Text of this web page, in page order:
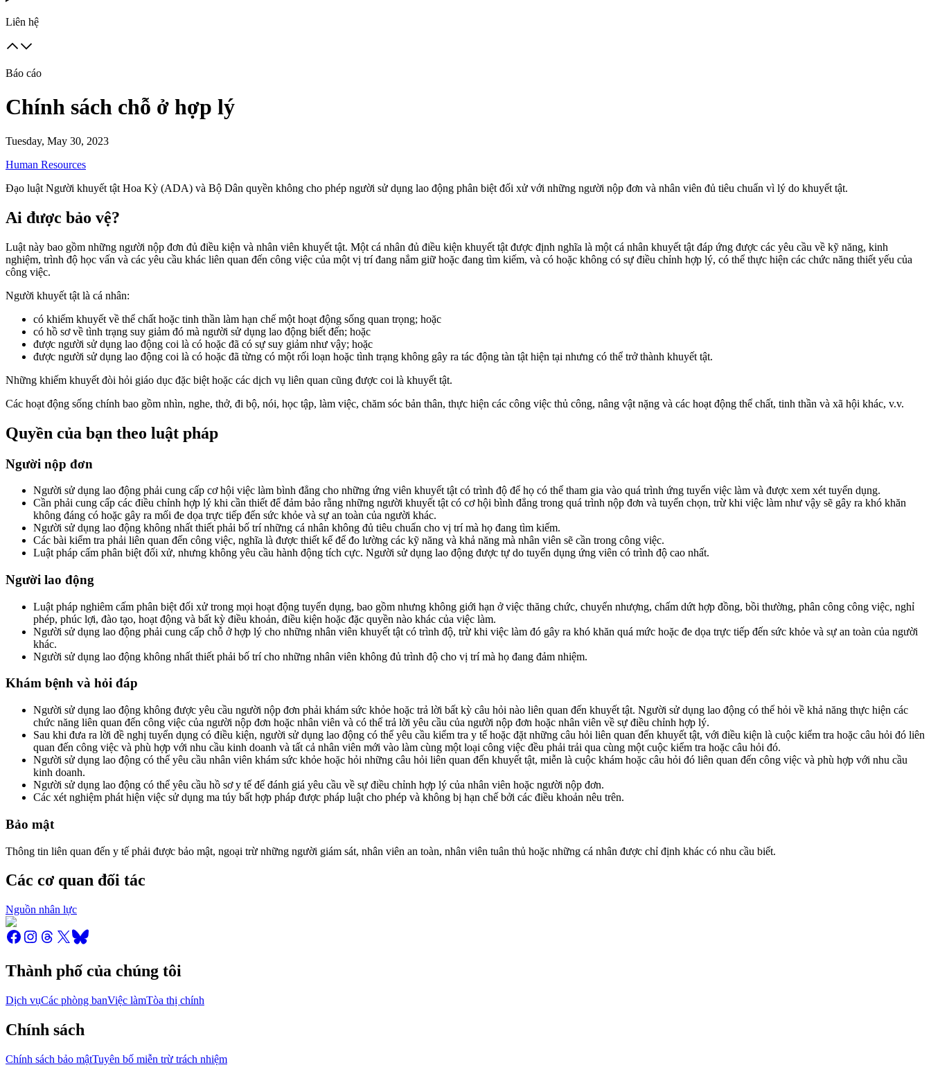
Liên hệ
Báo cáo
Chính sách chỗ ở hợp lý
Tuesday, May 30, 2023
Human Resources
Đạo luật Người khuyết tật Hoa Kỳ (ADA) và Bộ Dân quyền không cho phép người sử dụng lao động phân biệt đối xử với những người nộp đơn và nhân viên đủ tiêu chuẩn vì lý do khuyết tật.
Ai được bảo vệ?
Luật này bao gồm những người nộp đơn đủ điều kiện và nhân viên khuyết tật. Một cá nhân đủ điều kiện khuyết tật được định nghĩa là một cá nhân khuyết tật đáp ứng được các yêu cầu về kỹ năng, kinh
nghiệm, trình độ học vấn và các yêu cầu khác liên quan đến công việc của một vị trí đang nắm giữ hoặc đang tìm kiếm, và có hoặc không có sự điều chỉnh hợp lý, có thể thực hiện các chức năng thiết yếu của
công việc.
Người khuyết tật là cá nhân:
có khiếm khuyết về thể chất hoặc tinh thần làm hạn chế một hoạt động sống quan trọng; hoặc
có hồ sơ về tình trạng suy giảm đó mà người sử dụng lao động biết đến; hoặc
được người sử dụng lao động coi là có hoặc đã có sự suy giảm như vậy; hoặc
được người sử dụng lao động coi là có hoặc đã từng có một rối loạn hoặc tình trạng không gây ra tác động tàn tật hiện tại nhưng có thể trở thành khuyết tật.
Những khiếm khuyết đòi hỏi giáo dục đặc biệt hoặc các dịch vụ liên quan cũng được coi là khuyết tật.
Các hoạt động sống chính bao gồm nhìn, nghe, thở, đi bộ, nói, học tập, làm việc, chăm sóc bản thân, thực hiện các công việc thủ công, nâng vật nặng và các hoạt động thể chất, tinh thần và xã hội khác, v.v.
Quyền của bạn theo luật pháp
Người nộp đơn
Người sử dụng lao động phải cung cấp cơ hội việc làm bình đẳng cho những ứng viên khuyết tật có trình độ để họ có thể tham gia vào quá trình ứng tuyển việc làm và được xem xét tuyển dụng.
Cần phải cung cấp các điều chỉnh hợp lý khi cần thiết để đảm bảo rằng những người khuyết tật có cơ hội bình đẳng trong quá trình nộp đơn và tuyển chọn, trừ khi việc làm như vậy sẽ gây ra khó khăn
không đáng có hoặc gây ra mối đe dọa trực tiếp đến sức khỏe và sự an toàn của người khác.
Người sử dụng lao động không nhất thiết phải bố trí những cá nhân không đủ tiêu chuẩn cho vị trí mà họ đang tìm kiếm.
Các bài kiểm tra phải liên quan đến công việc, nghĩa là được thiết kế để đo lường các kỹ năng và khả năng mà nhân viên sẽ cần trong công việc.
Luật pháp cấm phân biệt đối xử, nhưng không yêu cầu hành động tích cực. Người sử dụng lao động được tự do tuyển dụng ứng viên có trình độ cao nhất.
Người lao động
Luật pháp nghiêm cấm phân biệt đối xử trong mọi hoạt động tuyển dụng, bao gồm nhưng không giới hạn ở việc thăng chức, chuyển nhượng, chấm dứt hợp đồng, bồi thường, phân công công việc, nghỉ
phép, phúc lợi, đào tạo, hoạt động và bất kỳ điều khoản, điều kiện hoặc đặc quyền nào khác của việc làm.
Người sử dụng lao động phải cung cấp chỗ ở hợp lý cho những nhân viên khuyết tật có trình độ, trừ khi việc làm đó gây ra khó khăn quá mức hoặc đe dọa trực tiếp đến sức khỏe và sự an toàn của người
khác.
Người sử dụng lao động không nhất thiết phải bố trí cho những nhân viên không đủ trình độ cho vị trí mà họ đang đảm nhiệm.
Khám bệnh và hỏi đáp
Người sử dụng lao động không được yêu cầu người nộp đơn phải khám sức khỏe hoặc trả lời bất kỳ câu hỏi nào liên quan đến khuyết tật. Người sử dụng lao động có thể hỏi về khả năng thực hiện các
chức năng liên quan đến công việc của người nộp đơn hoặc nhân viên và có thể trả lời yêu cầu của người nộp đơn hoặc nhân viên về sự điều chỉnh hợp lý.
Sau khi đưa ra lời đề nghị tuyển dụng có điều kiện, người sử dụng lao động có thể yêu cầu kiểm tra y tế hoặc đặt những câu hỏi liên quan đến khuyết tật, với điều kiện là cuộc kiểm tra hoặc câu hỏi đó liên
quan đến công việc và phù hợp với nhu cầu kinh doanh và tất cả nhân viên mới vào làm cùng một loại công việc đều phải trải qua cùng một cuộc kiểm tra hoặc câu hỏi đó.
Người sử dụng lao động có thể yêu cầu nhân viên khám sức khỏe hoặc hỏi những câu hỏi liên quan đến khuyết tật, miễn là cuộc khám hoặc câu hỏi đó liên quan đến công việc và phù hợp với nhu cầu
kinh doanh.
Người sử dụng lao động có thể yêu cầu hồ sơ y tế để đánh giá yêu cầu về sự điều chỉnh hợp lý của nhân viên hoặc người nộp đơn.
Các xét nghiệm phát hiện việc sử dụng ma túy bất hợp pháp được pháp luật cho phép và không bị hạn chế bởi các điều khoản nêu trên.
Bảo mật
Thông tin liên quan đến y tế phải được bảo mật, ngoại trừ những người giám sát, nhân viên an toàn, nhân viên tuân thủ hoặc những cá nhân được chỉ định khác có nhu cầu biết.
Các cơ quan đối tác
Nguồn nhân lực
Thành phố của chúng tôi
Dịch vụCác phòng banViệc làmTòa thị chính
Chính sách
Chính sách bảo mậtTuyên bố miễn trừ trách nhiệm